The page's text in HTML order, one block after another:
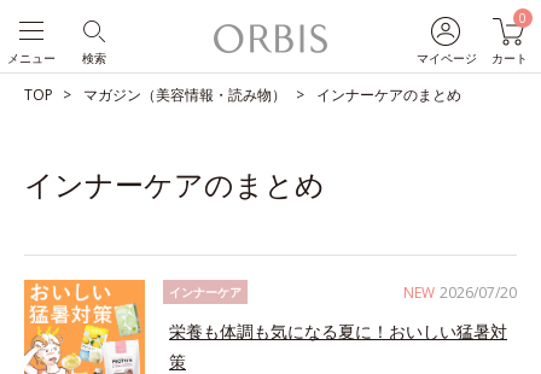
マイページ
0
カート
検索
メニュー
TOP マガジン（美容情報・読み物） インナーケアのまとめ
インナーケアのまとめ
NEW 2026/07/20
インナーケア
栄養も体調も気になる夏に！おいしい猛暑対
策